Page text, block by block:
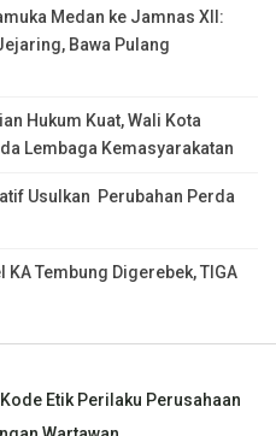
Medan ke Jamnas XII:
Bawa Pulang
Hukum Kuat, Wali Kota
Lembaga Kemasyarakatan
Usulkan Perubahan Perda
Tembung Digerebek, TIGA
Kode Etik Perilaku Perusahaan